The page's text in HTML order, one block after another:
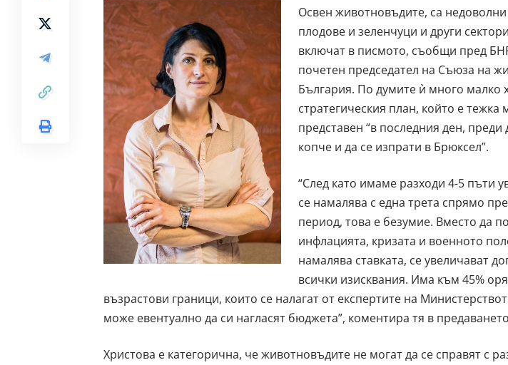
Освен животновъдите, са
плодове и зеленчуци и други
включат в писмото, съобщи пред
почетен председател на Съюза на
България. По думите ѝ много малко
стратегическия план, който е
представен “в последния ден, преди
копче и да се изпрати в Брюксел”.
“След като имаме разходи 4-5 пъти
се намалява с една трета спрямо
период, това е безумие. Вместо да
инфлацията, кризата и военното
намалява ставката, се увеличават
всички изисквания. Има към 45%
възрастови граници, които се налагат от експертите на
може евентуално да си нагласят бюджета”, коментира тя в
Христова е категорична, че животновъдите не могат да се справят с